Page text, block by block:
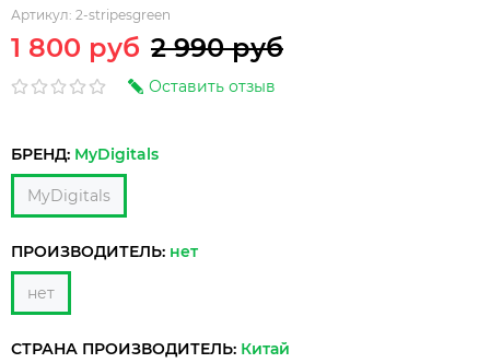
Артикул: 2-stripesgreen
1 800 руб 2 990 руб
Оставить отзыв
БРЕНД: MyDigitals
MyDigitals
ПРОИЗВОДИТЕЛЬ: нет
нет
СТРАНА ПРОИЗВОДИТЕЛЬ: Китай